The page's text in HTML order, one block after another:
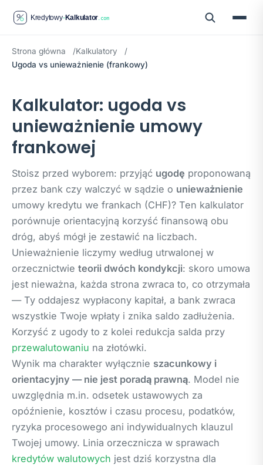
Strona główna
Kalkulatory
Ugoda vs unieważnienie (frankowy)
Kalkulator: ugoda vs
unieważnienie umowy
frankowej
Stoisz przed wyborem: przyjąć ugodę proponowaną
przez bank czy walczyć w sądzie o unieważnienie
umowy kredytu we frankach (CHF)? Ten kalkulator
porównuje orientacyjną korzyść finansową obu
dróg, abyś mógł je zestawić na liczbach.
Unieważnienie liczymy według utrwalonej w
orzecznictwie teorii dwóch kondykcji: skoro umowa
jest nieważna, każda strona zwraca to, co otrzymała
— Ty oddajesz wypłacony kapitał, a bank zwraca
wszystkie Twoje wpłaty i znika saldo zadłużenia.
Korzyść z ugody to z kolei redukcja salda przy
przewalutowaniu na złotówki.
Wynik ma charakter wyłącznie szacunkowy i
orientacyjny — nie jest poradą prawną. Model nie
uwzględnia m.in. odsetek ustawowych za
opóźnienie, kosztów i czasu procesu, podatków,
ryzyka procesowego ani indywidualnych klauzul
Twojej umowy. Linia orzecznicza w sprawach
kredytów walutowych jest dziś korzystna dla